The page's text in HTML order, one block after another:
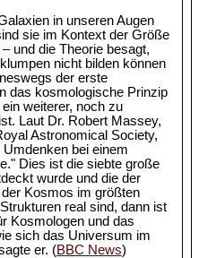
in unseren Augen
sie im Kontext der Größe
und die Theorie besagt,
nicht bilden können
der erste
das kosmologische Prinzip
weiterer, noch zu
Laut Dr. Robert Massey,
Astronomical Society,
bei einem
Dies ist die siebte große
wurde und die der
Kosmos im größten
real sind, dann ist
Kosmologen und das
sich das Universum im
er. (BBC News)